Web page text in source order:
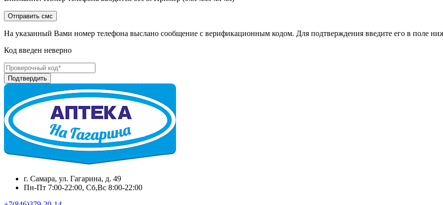
На указанный Вами номер телефона выслано сообщение с верификационным кодом. Для подтверждения введите его в поле
Код введен неверно
г. Самара, ул. Гагарина, д. 49
Пн-Пт 7:00-22:00, Сб,Вс 8:00-22:00